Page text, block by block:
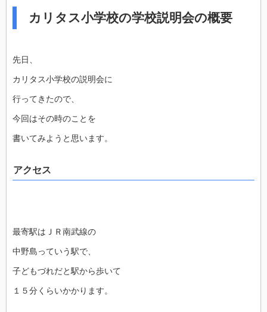
カリタス小学校の学校説明会の概要
先日、
カリタス小学校の説明会に
行ってきたので、
今回はその時のことを
書いてみようと思います。
アクセス
最寄駅はＪＲ南武線の
中野島っていう駅で、
子どもづれだと駅から歩いて
１５分くらいかかります。